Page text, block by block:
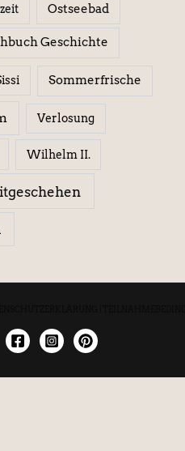
Ostseebad
Geschichte
Sommerfrische
Verlosung
Wilhelm II.